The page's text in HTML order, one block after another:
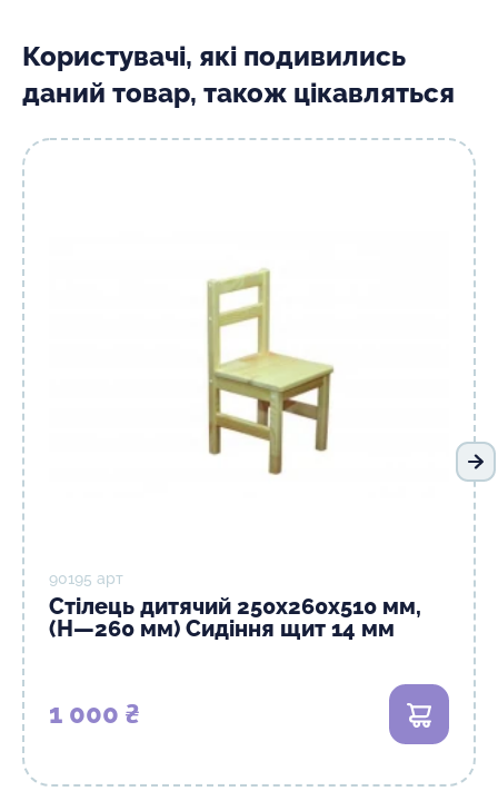
Користувачі, які подивились
даний товар, також цікавляться
90195 арт
Стілець дитячий 250х260х510 мм,
(Н—260 мм) Сидіння щит 14 мм
1 000 ₴ В кошик